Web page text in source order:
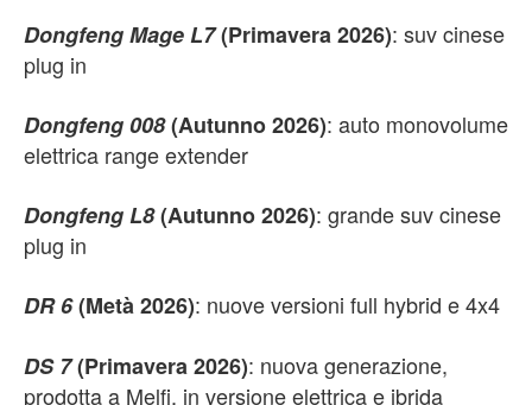
Dongfeng Mage L7(Primavera 2026): suv cinese
plug in
Dongfeng 008(Autunno 2026): auto monovolume
elettrica range extender
Dongfeng L8(Autunno 2026): grande suv cinese
plug in
DR 6(Metà 2026): nuove versioni full hybrid e 4x4
DS 7(Primavera 2026): nuova generazione,
prodotta a Melfi, in versione elettrica e ibrida